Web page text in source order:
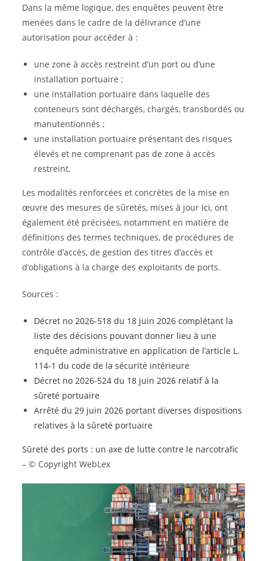
Dans la même logique, des enquêtes peuvent être
menées dans le cadre de la délivrance d’une
autorisation pour accéder à :
une zone à accès restreint d’un port ou d’une
installation portuaire ;
une installation portuaire dans laquelle des
conteneurs sont déchargés, chargés, transbordés ou
manutentionnés ;
une installation portuaire présentant des risques
élevés et ne comprenant pas de zone à accès
restreint.
Les modalités renforcées et concrètes de la mise en
œuvre des mesures de sûretés, mises à jour ici, ont
également été précisées, notamment en matière de
définitions des termes techniques, de procédures de
contrôle d’accès, de gestion des titres d’accès et
d’obligations à la charge des exploitants de ports.
Sources :
Décret no 2026-518 du 18 juin 2026 complétant la
liste des décisions pouvant donner lieu à une
enquête administrative en application de l’article L.
114-1 du code de la sécurité intérieure
Décret no 2026-524 du 18 juin 2026 relatif à la
sûreté portuaire
Arrêté du 29 juin 2026 portant diverses dispositions
relatives à la sûreté portuaire
Sûreté des ports : un axe de lutte contre le narcotrafic
– © Copyright WebLex